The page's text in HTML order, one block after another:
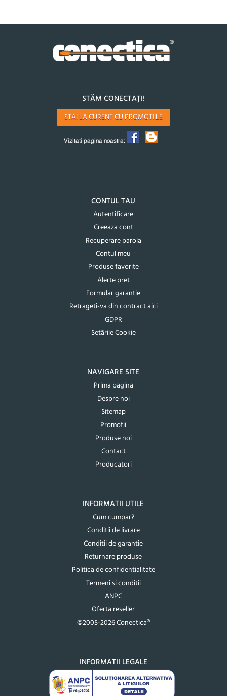
STĂM CONECTAȚI!
STAI LA CURENT CU PROMOTIILE
Vizitati pagina noastra:
CONTUL TAU
Autentificare
Creeaza cont
Recuperare parola
Contul meu
Produse favorite
Alerte pret
Formular garantie
Retrageti-va din contract aici
GDPR
Setările Cookie
NAVIGARE SITE
Prima pagina
Despre noi
Sitemap
Promotii
Produse noi
Contact
Producatori
INFORMATII UTILE
Cum cumpar?
Conditii de livrare
Conditii de garantie
Returnare produse
Politica de confidentialitate
Termeni si conditii
ANPC
Oferta reseller
©2005-2026 Conectica®
INFORMATII LEGALE